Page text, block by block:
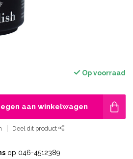
Op voorraad
aan winkelwagen
Deel dit product
op 046-4512389